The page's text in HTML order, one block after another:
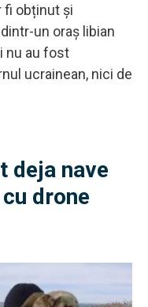
fi obținut și
un oraș libian
nu au fost
ucrainean, nici de
deja nave
drone